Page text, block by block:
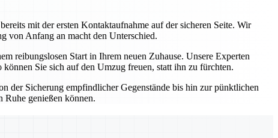
mit der ersten Kontaktaufnahme auf der sicheren Seite. Wir
von Anfang an macht den Unterschied.
reibungslosen Start in Ihrem neuen Zuhause. Unsere Experten
Sie sich auf den Umzug freuen, statt ihn zu fürchten.
der Sicherung empfindlicher Gegenstände bis hin zur pünktlichen
Ruhe genießen können.